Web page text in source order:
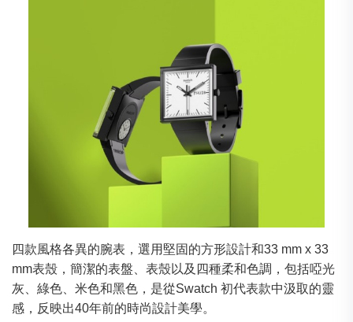
四款風格各異的腕表，選用堅固的方形設計和33 mm x 33
mm表殼，簡潔的表盤、表殼以及四種柔和色調，包括啞光
灰、綠色、米色和黑色，是從Swatch 初代表款中汲取的靈
感，反映出40年前的時尚設計美學。